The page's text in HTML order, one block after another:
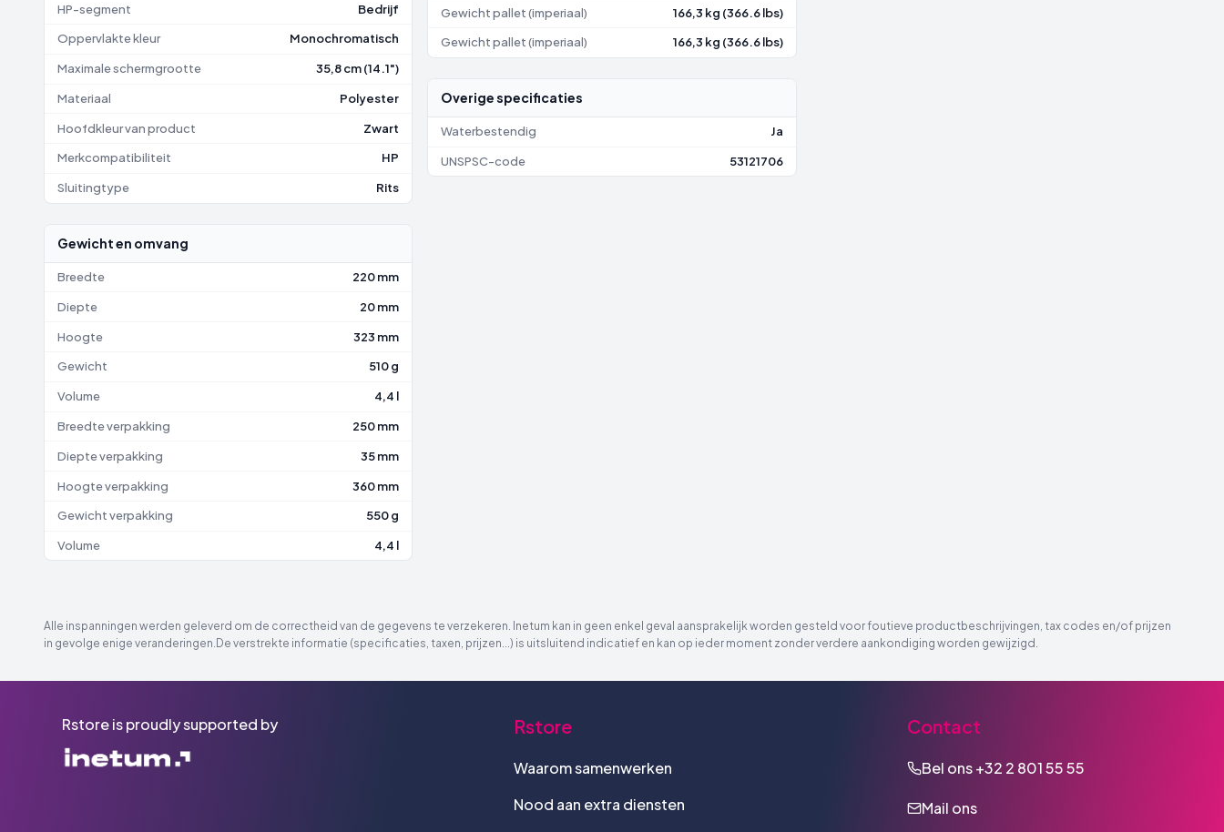
HP-segment Bedrijf
Oppervlakte kleur Monochromatisch
Maximale schermgrootte 35,8 cm (14.1")
Materiaal Polyester
Hoofdkleur van product Zwart
Merkcompatibiliteit HP
Sluitingtype Rits
Gewicht en omvang
Breedte 220 mm
Diepte 20 mm
Hoogte 323 mm
Gewicht 510 g
Volume 4,4 l
Breedte verpakking 250 mm
Diepte verpakking 35 mm
Hoogte verpakking 360 mm
Gewicht verpakking 550 g
Volume 4,4 l
Gewicht pallet (imperiaal) 166,3 kg (366.6 lbs)
Gewicht pallet (imperiaal) 166,3 kg (366.6 lbs)
Overige specificaties
Waterbestendig Ja
UNSPSC-code 53121706
Alle inspanningen werden geleverd om de correctheid van de gegevens te verzekeren. Inetum kan in geen enkel geval aansprakelijk worden gesteld voor foutieve productbeschrijvingen, tax codes en/of prijzen
in gevolge enige veranderingen.De verstrekte informatie (specificaties, taxen, prijzen...) is uitsluitend indicatief en kan op ieder moment zonder verdere aankondiging worden gewijzigd.
Rstore is proudly supported by Rstore
Waarom samenwerken
Nood aan extra diensten
Contact
Bel ons+32 2 801 55 55
Mail ons